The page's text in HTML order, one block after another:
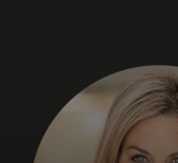
Для бизнеса
Для всего мира